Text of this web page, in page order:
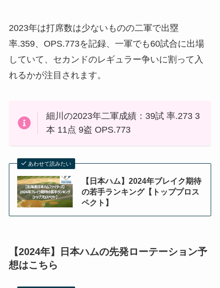
2023年は打席数は少ないものの二軍で出塁
率.359、OPS.773を記録、一軍でも60試合に出場
していて、セカンドのレギュラー争いに割って入
れるかが注目されます。
細川の2023年二軍成績：39試 率.273 3
本 11点 9盗 OPS.773
あわせて読みたい
【日本ハム】2024年ブレイク期待
の若手ランキング【トッププロス
ペクト】
【2024年】日本ハムの先発ローテーション予
想はこちら